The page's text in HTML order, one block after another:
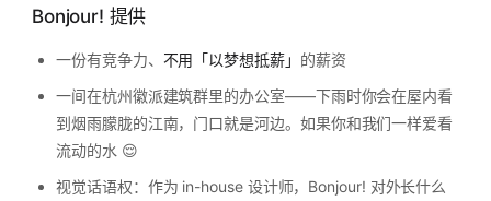
Bonjour! 提供
一份有竞争力、 不用「以梦想抵薪」 的薪资
一间在杭州徽派建筑群里的办公室——下雨时你会在屋内看
到烟雨朦胧的江南，门口就是河边。如果你和我们一样爱看
流动的水 😌
视觉话语权：作为 in-house 设计师，Bonjour! 对外长什么